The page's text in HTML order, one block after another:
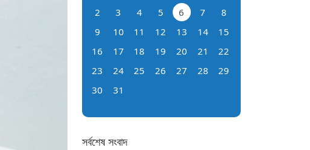
2
3 4 5 6 7
8
9
10 11 12 13 14
15
16
17 18 19 20 21
22
23
24 25 26 27 28
29
30
31
সর্বশেষ সংবাদ